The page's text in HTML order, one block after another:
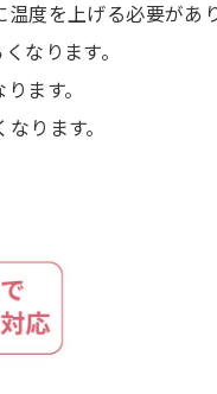
度を上げる必要があ
なります。
ます。
ります。